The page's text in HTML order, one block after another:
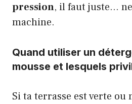
pression, il faut juste…
machine.
Quand utiliser un
mousse et lesquels
Si ta terrasse est verte ou